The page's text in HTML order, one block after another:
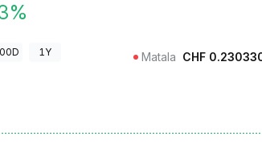
1Y Matala CHF